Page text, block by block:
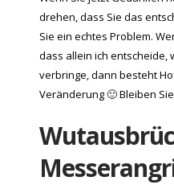
drehen, dass Sie das
Sie ein echtes Problem.
dass allein ich entscheide,
verbringe, dann besteht
Veränderung 🙂 Bleiben